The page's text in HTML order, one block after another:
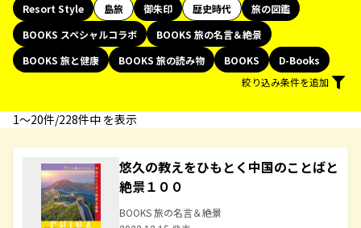
Resort Style
島旅 御朱印 歴史時代
旅の図鑑
BOOKS スペシャルコラボ
BOOKS 旅の名言＆絶景
BOOKS 旅と健康
BOOKS 旅の読み物 BOOKS
D-Books
絞り込み条件を追加
1〜20件/228件中 を表示
悠久の教えをひもとく中国のことばと
絶景１００
BOOKS 旅の名言＆絶景